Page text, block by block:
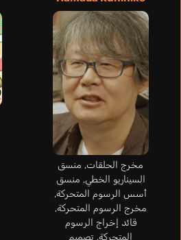
مخرج الحلقات, منسق
السيناريو الخطي, منسق
أسس الرسوم المتحركة,
مخرج الرسوم المتحركة,
قائد إخراج الرسوم
المتحركة, تصميم
Ichinose Kana